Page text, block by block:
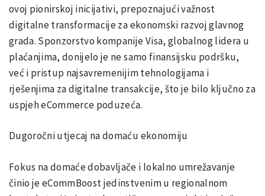
ovoj pionirskoj inicijativi, prepoznajući važnost
digitalne transformacije za ekonomski razvoj glavnog
grada. Sponzorstvo kompanije Visa, globalnog lidera u
plaćanjima, donijelo je ne samo finansijsku podršku,
već i pristup najsavremenijim tehnologijama i
rješenjima za digitalne transakcije, što je bilo ključno za
uspjeh eCommerce poduzeća.
Dugoročni utjecaj na domaću ekonomiju
Fokus na domaće dobavljače i lokalno umrežavanje
činio je eCommBoost jedinstvenim u regionalnom